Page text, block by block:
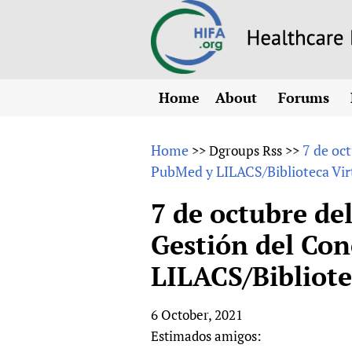
Home
About
Why HIFA is needed
Vision and Strategy
HIFA, Universal
Human Rights
HIFA in Official
Achievements
Testimonials
HIFA Voices database
HIFA & global health
Forums
All)
How to use
HIFA-French
HIFA-
HIFA-
Home >>Dgroups Rss >> 7 de
PubMed y LILACS/Biblioteca
7 de octubre
Gestión del
LILACS/
6 October, 2021
Estimados amigos: